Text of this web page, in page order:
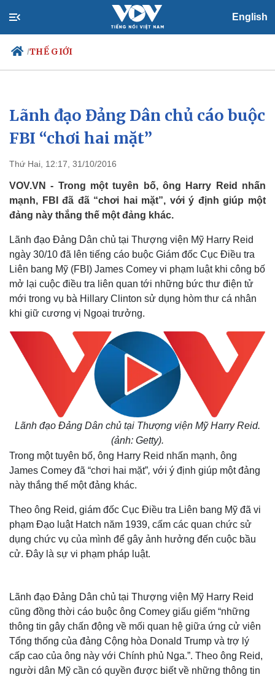
English
/THẾ GIỚI
Chính trị
Đảng
Tổ chức nhân sự
Nhận diện sự thật
Xã hội
Tin 24h
Việc làm
Biển đảo
Lãnh đạo Đảng Dân chủ cáo buộc
FBI “chơi hai mặt”
Thứ Hai, 12:17, 31/10/2016
VOV.VN - Trong một tuyên bố, ông Harry Reid nhấn
mạnh, FBI đã đã “chơi hai mặt”, với ý định giúp một
đảng này thắng thế một đảng khác.
Lãnh đạo Đảng Dân chủ tại Thượng viện Mỹ Harry Reid
ngày 30/10 đã lên tiếng cáo buộc Giám đốc Cục Điều tra
Liên bang Mỹ (FBI) James Comey vi phạm luật khi công bố
mở lại cuộc điều tra liên quan tới những bức thư điện tử
mới trong vụ bà Hillary Clinton sử dụng hòm thư cá nhân
khi giữ cương vị Ngoại trưởng.
Lãnh đạo Đảng Dân chủ tại Thượng viện Mỹ Harry Reid.
(ảnh: Getty).
Trong một tuyên bố, ông Harry Reid nhấn mạnh, ông
James Comey đã “chơi hai mặt”, với ý định giúp một đảng
này thắng thế một đảng khác.
Theo ông Reid, giám đốc Cục Điều tra Liên bang Mỹ đã vi
phạm Đạo luật Hatch năm 1939, cấm các quan chức sử
dụng chức vụ của mình để gây ảnh hưởng đến cuộc bầu
cử. Đây là sự vi phạm pháp luật.
Lãnh đạo Đảng Dân chủ tại Thượng viện Mỹ Harry Reid
cũng đồng thời cáo buộc ông Comey giấu giếm “những
thông tin gây chấn động về mối quan hệ giữa ứng cử viên
Tổng thống của đảng Cộng hòa Donald Trump và trợ lý
cấp cao của ông này với Chính phủ Nga.”. Theo ông Reid,
người dân Mỹ cần có quyền được biết về những thông tin